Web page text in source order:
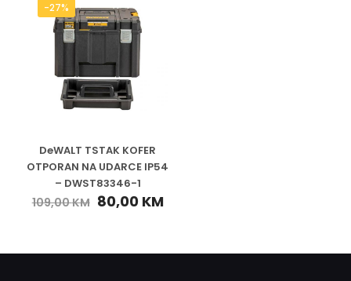
-27%
DeWALT TSTAK KOFER
OTPORAN NA UDARCE IP54
– DWST83346-1
109,00KM 80,00 KM